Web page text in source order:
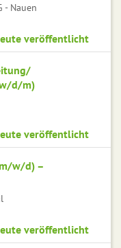
- Nauen
veröffentlicht
d/m)
veröffentlicht
w/d) –
veröffentlicht